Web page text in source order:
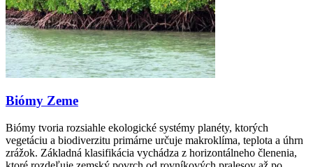
Biómy Zeme
Biómy tvoria rozsiahle ekologické systémy planéty, ktorých
vegetáciu a biodiverzitu primárne určuje makroklíma, teplota a úhrn
zrážok. Základná klasifikácia vychádza z horizontálneho členenia,